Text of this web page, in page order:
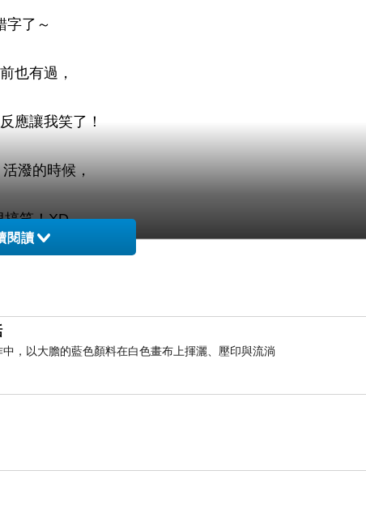
字了～
也有過，
應讓我笑了！
潑的時候，
搞笑！XD
閱讀
，以大膽的藍色顏料在白色畫布上揮灑、壓印與流淌